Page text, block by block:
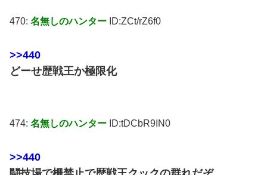
470: 名無しのハンター ID:ZCt/rZ6f0
>>440
どーせ歴戦王か極限化
474: 名無しのハンター ID:tDCbR9IN0
>>440